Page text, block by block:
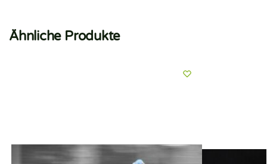
Ähnliche Produkte